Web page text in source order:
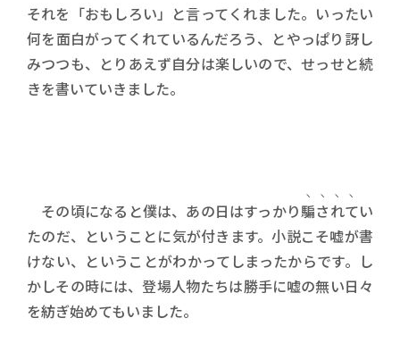
それを「おもしろい」と言ってくれました。いったい
何を面白がってくれているんだろう、とやっぱり訝し
みつつも、とりあえず自分は楽しいので、せっせと続
きを書いていきました。
その頃になると僕は、あの日はすっかり騙されてい
たのだ、ということに気が付きます。小説こそ嘘が書
けない、ということがわかってしまったからです。し
かしその時には、登場人物たちは勝手に嘘の無い日々
を紡ぎ始めてもいました。